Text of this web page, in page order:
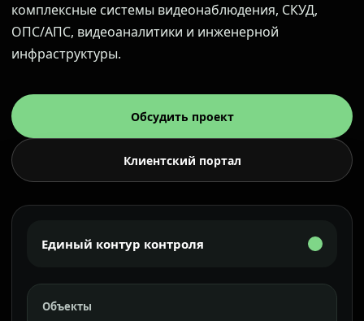
комплексные системы видеонаблюдения, СКУД,
ОПС/АПС, видеоаналитики и инженерной
инфраструктуры.
Обсудить проект
Клиентский портал
Единый контур контроля
Объекты